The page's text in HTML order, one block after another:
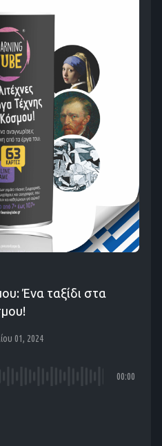
Ένα ταξίδι στα
01, 2024
00:00